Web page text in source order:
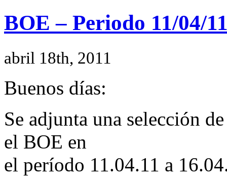
BOE – Periodo 11/04/
abril 18th, 2011
Buenos días:
Se adjunta una selección
el BOE en
el período 11.04.11 a